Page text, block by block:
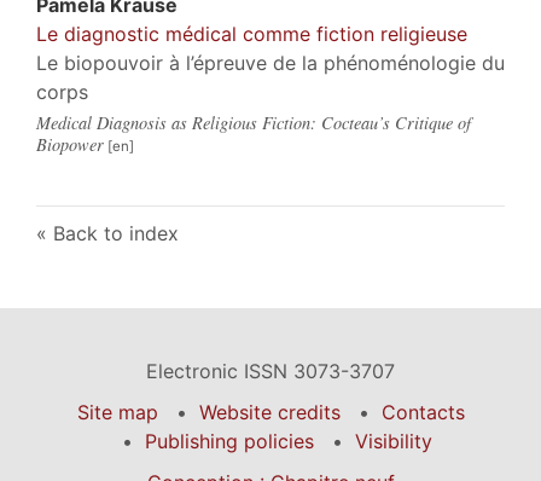
Pamela Krause
Le diagnostic médical comme fiction religieuse
Le biopouvoir à l’épreuve de la phénoménologie du
corps
Medical Diagnosis as Religious Fiction: Cocteau’s Critique of
Biopower
Back to index
Electronic ISSN 3073-3707
Site map
Website credits
Contacts
Publishing policies
Visibility